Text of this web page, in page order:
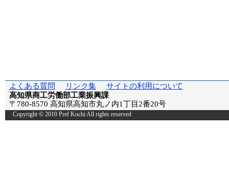
よくある質問 リンク集
サイトの利用について
高知県商工労働部工業振興課
〒780-8570 高知県高知市丸ノ内1丁目2番20号
Copyright © 2010 Pref Kochi All rights reserved